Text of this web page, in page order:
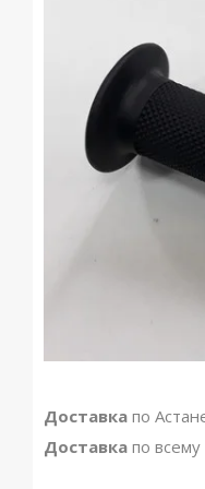
Доставка по
Доставка по всему